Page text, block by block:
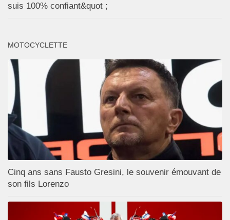
suis 100% confiant&quot ;
MOTOCYCLETTE
Cinq ans sans Fausto Gresini, le souvenir émouvant de
son fils Lorenzo